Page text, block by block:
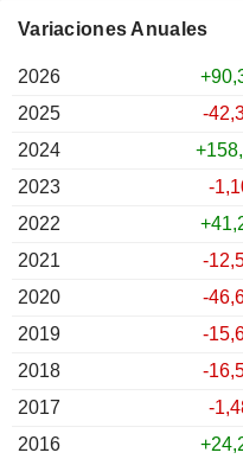
Variaciones Anuales
2026
2025
-
2024
2023
-
2022
2021
-
2020
-
2019
-
2018
-
2017
-
2016